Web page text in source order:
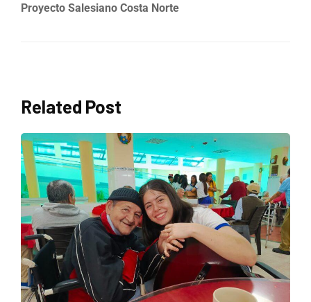
Proyecto Salesiano Costa Norte
Related Post